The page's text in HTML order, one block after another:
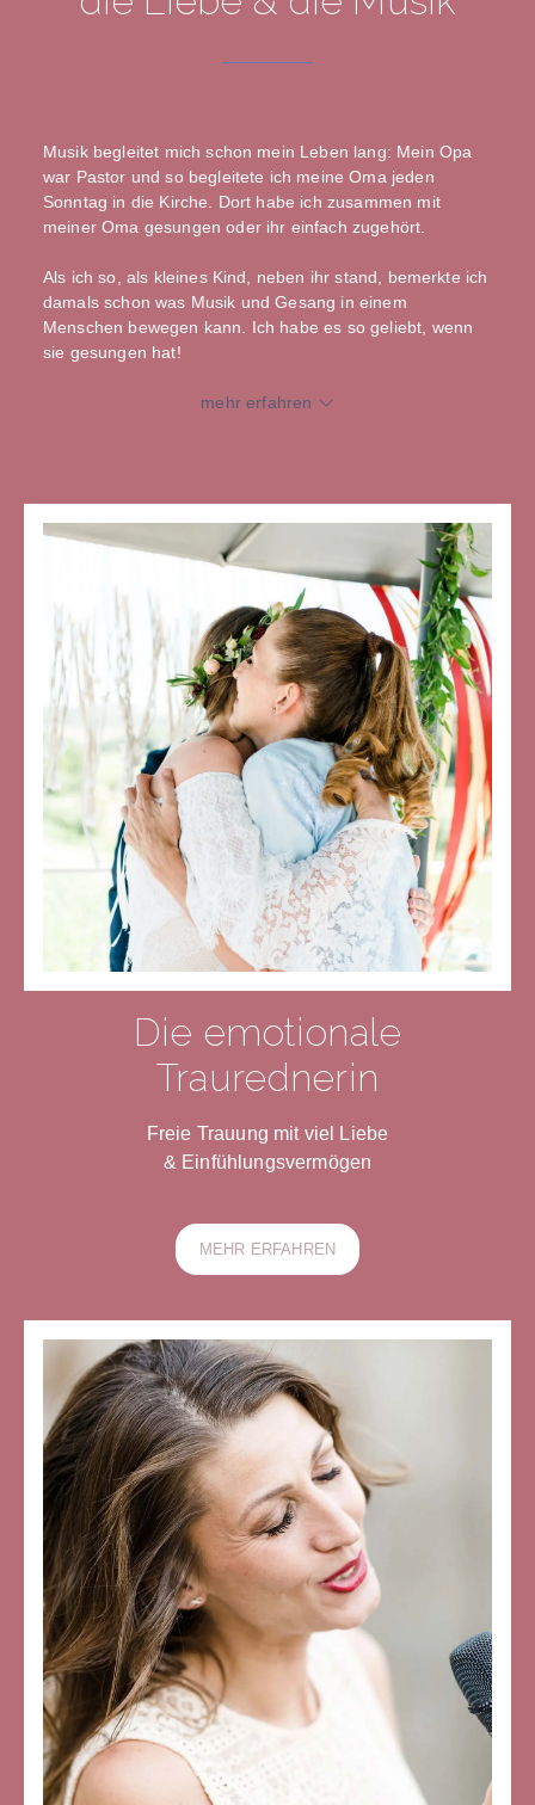
Musik begleitet mich schon mein Leben lang: Mein Opa
war Pastor und so begleitete ich meine Oma jeden
Sonntag in die Kirche. Dort habe ich zusammen mit
meiner Oma gesungen oder ihr einfach zugehört.
Als ich so, als kleines Kind, neben ihr stand, bemerkte ich
damals schon was Musik und Gesang in einem
Menschen bewegen kann. Ich habe es so geliebt, wenn
sie gesungen hat!
mehr erfahren
Die emotionale
Traurednerin
Freie Trauung mit viel Liebe
& Einfühlungsvermögen
MEHR ERFAHREN